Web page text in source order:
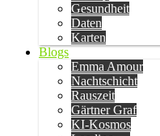
Gesundheit
Daten
Karten
Blogs
Emma Amour
Nachtschicht
Rauszeit
Gärtner Graf
KI-Kosmos